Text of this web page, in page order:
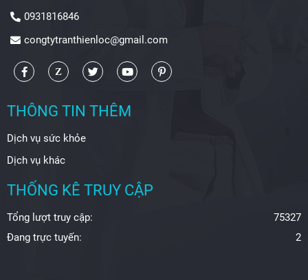
0931816846
congtytranthienloc@gmail.com
THÔNG TIN THÊM
Dịch vụ sức khỏe
Dịch vụ khác
THỐNG KÊ TRUY CẬP
Tổng lượt truy cập:
75327
Đang trực tuyến:
2